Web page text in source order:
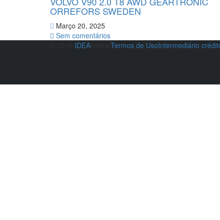
ORREFORS SWEDEN
Março 20, 2025
Sem comentários
IDEA Termos de UsoIntermediário